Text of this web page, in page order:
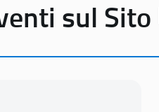
sul Sito